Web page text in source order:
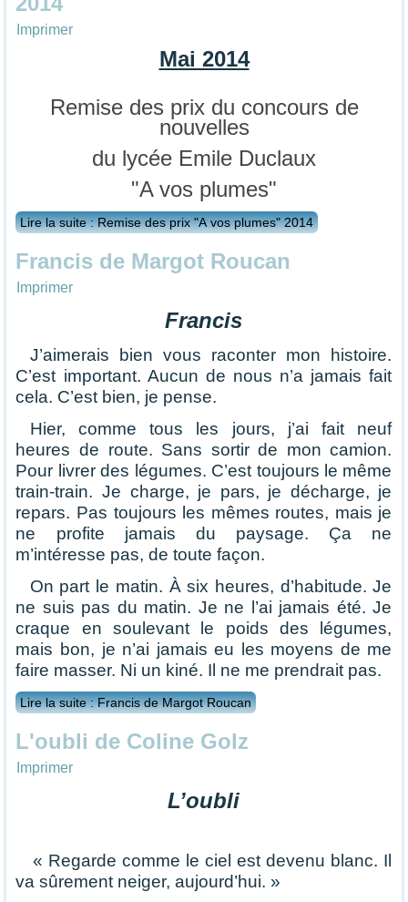
Imprimer
Mai 2014
Remise des prix du concours de
nouvelles
du lycée Emile Duclaux
"A vos plumes"
Lire la suite : Remise des prix "A vos plumes" 2014
Francis de Margot Roucan
Imprimer
Francis
J’aimerais bien vous raconter mon histoire.
C’est important. Aucun de nous n’a jamais fait
cela. C’est bien, je pense.
Hier, comme tous les jours, j’ai fait neuf
heures de route. Sans sortir de mon camion.
Pour livrer des légumes. C’est toujours le même
train-train. Je charge, je pars, je décharge, je
repars. Pas toujours les mêmes routes, mais je
ne profite jamais du paysage. Ça ne
m’intéresse pas, de toute façon.
On part le matin. À six heures, d’habitude. Je
ne suis pas du matin. Je ne l’ai jamais été. Je
craque en soulevant le poids des légumes,
mais bon, je n’ai jamais eu les moyens de me
faire masser. Ni un kiné. Il ne me prendrait pas.
Lire la suite : Francis de Margot Roucan
L'oubli de Coline Golz
Imprimer
L’oubli
« Regarde comme le ciel est devenu blanc. Il
va sûrement neiger, aujourd’hui. »